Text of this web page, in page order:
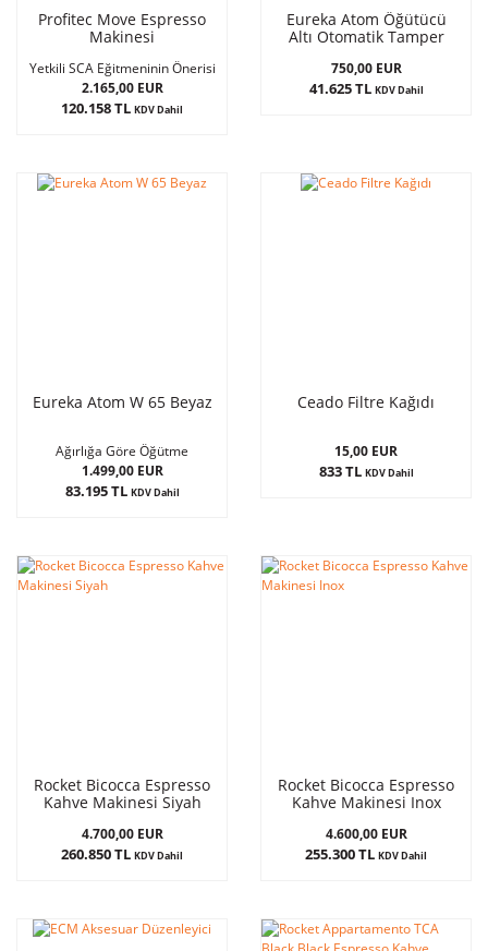
Profitec Move Espresso
Makinesi
Yetkili SCA Eğitmeninin Önerisi
2.165,00 EUR
120.158 TL KDV Dahil
Eureka Atom Öğütücü
Altı Otomatik Tamper
750,00 EUR
41.625 TL KDV Dahil
Eureka Atom W 65 Beyaz
Ağırlığa Göre Öğütme
1.499,00 EUR
83.195 TL KDV Dahil
Ceado Filtre Kağıdı
15,00 EUR
833 TL KDV Dahil
Rocket Bicocca Espresso
Kahve Makinesi Siyah
4.700,00 EUR
260.850 TL KDV Dahil
Rocket Bicocca Espresso
Kahve Makinesi Inox
4.600,00 EUR
255.300 TL KDV Dahil